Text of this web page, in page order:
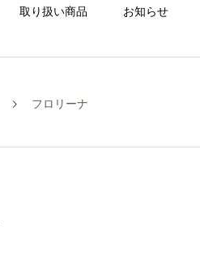
取り扱い商品 お知らせ
フロリーナ